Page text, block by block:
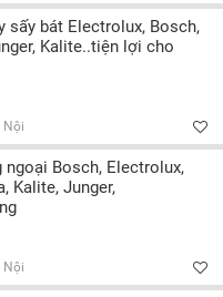
sấy bát Electrolux, Bosch,
Kalite..tiện lợi cho
Nội
ngoại Bosch, Electrolux,
Kalite, Junger,
Nội